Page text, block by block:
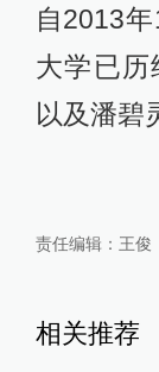
自2013
大学已历
以及潘碧
责任编辑： 王俊
相关推荐